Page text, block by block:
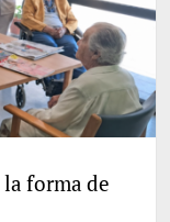
la forma de